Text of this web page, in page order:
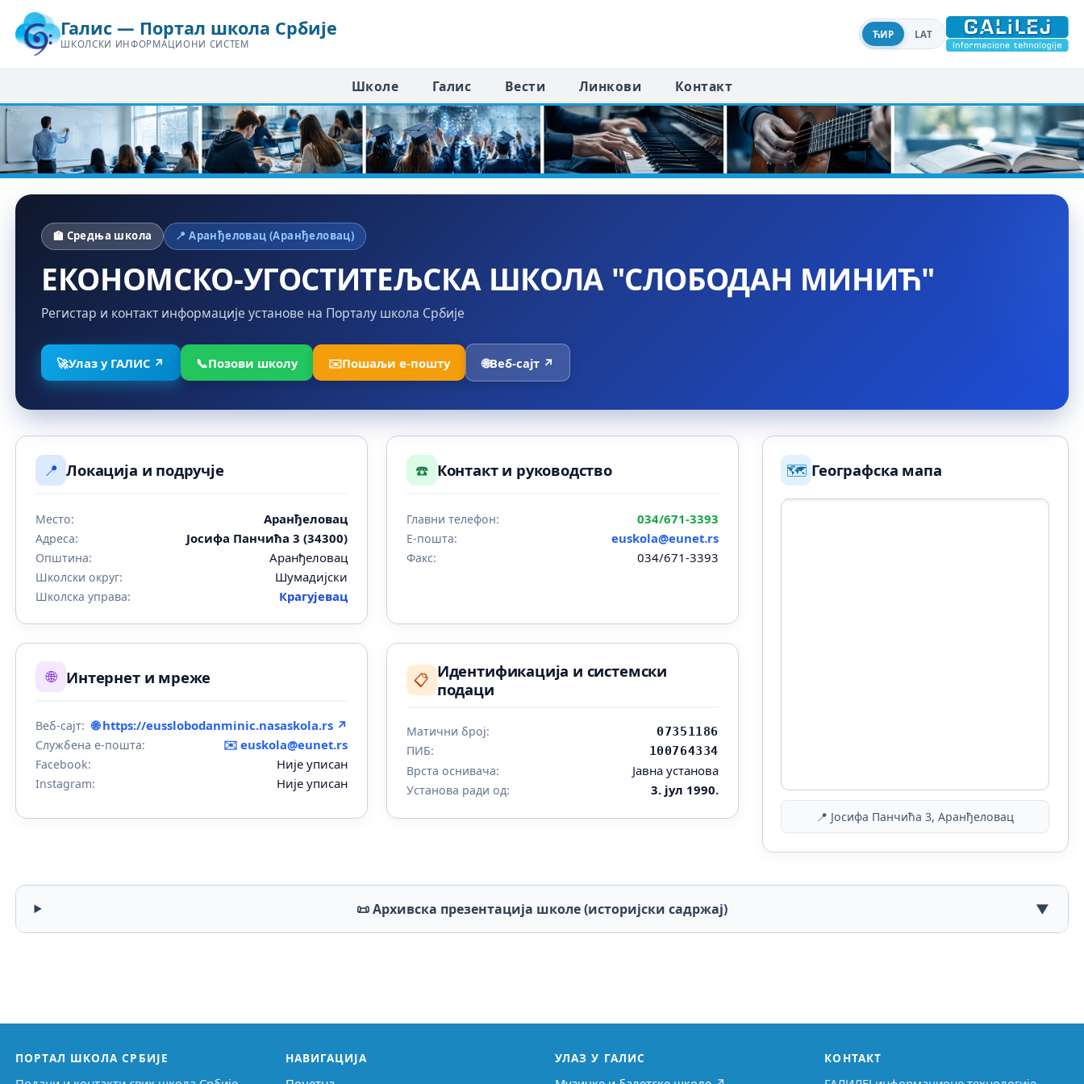
Галис — Портал школа Србије
ШКОЛСКИ ИНФОРМАЦИОНИ СИСТЕМ
ЋИР LAT
Школе Галис Вести Линкови Контакт
🏫 Средња школа 📍 Аранђеловац (Аранђеловац)
ЕКОНОМСКО-УГОСТИТЕЉСКА ШКОЛА "СЛОБОДАН МИНИЋ"
Регистар и контакт информације установе на Порталу школа Србије
🚀Улаз у ГАЛИС ↗ 📞Позови школу ✉️Пошаљи е-пошту 🌐Веб-сајт ↗
📍 Локација и подручје
Место: Аранђеловац
Адреса: Јосифа Панчића 3 (34300)
Општина: Аранђеловац
Школски округ: Шумадијски
Школска управа: Крагујевац
☎️ Контакт и руководство
Главни телефон: 034/671-3393
Е-пошта: euskola@eunet.rs
Факс: 034/671-3393
🌐 Интернет и мреже
Веб-сајт: 🌐 https://eusslobodanminic.nasaskola.rs ↗
Службена е-пошта: ✉️euskola@eunet.rs
Facebook: Није уписан
Instagram: Није уписан
📋 Идентификација и системски
подаци
Матични број: 07351186
ПИБ: 100764334
Врста оснивача: Јавна установа
Установа ради од: 3. јул 1990.
🗺️ Географска мапа
📍 Јосифа Панчића 3, Аранђеловац
📜 Архивска презентација школе (историјски садржај) ▼
ПОРТАЛ ШКОЛА СРБИЈЕ НАВИГАЦИЈА УЛАЗ У ГАЛИС КОНТАКТ